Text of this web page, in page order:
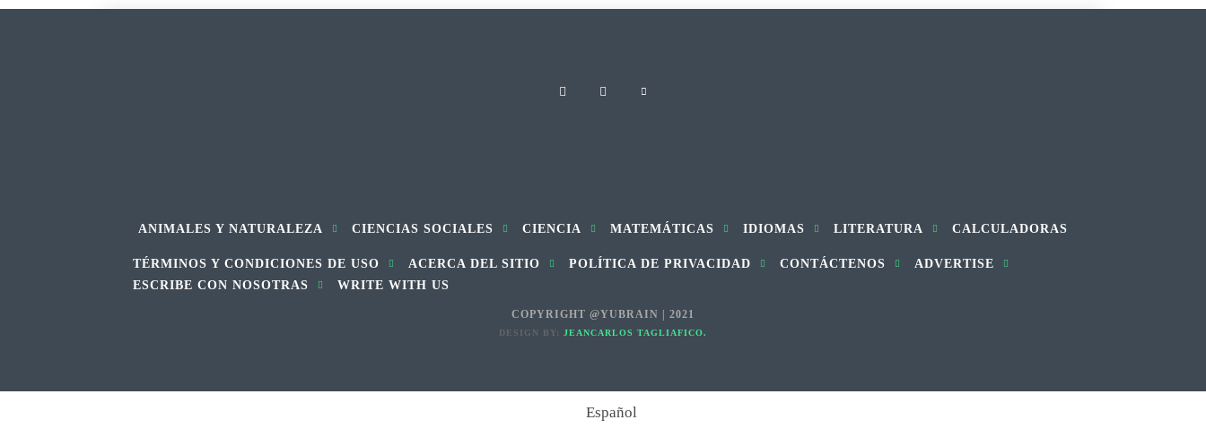
ANIMALES Y NATURALEZA CIENCIAS SOCIALES CIENCIA MATEMÁTICAS IDIOMAS LITERATURA CALCULADORAS
TÉRMINOS Y CONDICIONES DE USO ACERCA DEL SITIO POLÍTICA DE PRIVACIDAD CONTÁCTENOS
ADVERTISE
ESCRIBE CON NOSOTRAS
WRITE WITH US
COPYRIGHT @YUBRAIN | 2021
DESIGN BY: JEANCARLOS TAGLIAFICO.
Español